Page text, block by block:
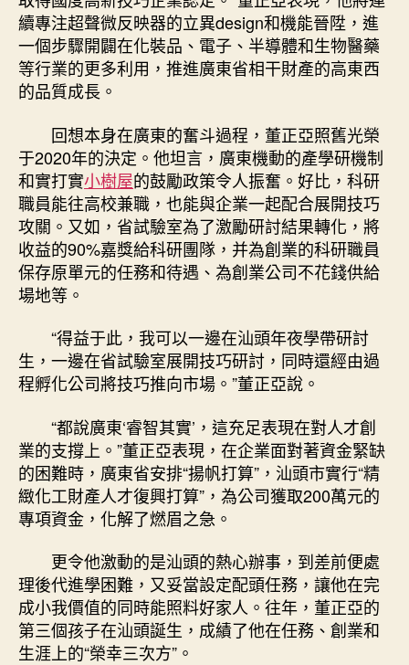
續專注超聲微反映器的立異design和機能晉陞，進
一個步驟開闢在化裝品、電子、半導體和生物醫藥
等行業的更多利用，推進廣東省相干財產的高東西
的品質成長。
回想本身在廣東的奮斗過程，董正亞照舊光榮
于2020年的決定。他坦言，廣東機動的產學研機制
和實打實小樹屋的鼓勵政策令人振奮。好比，科研
職員能往高校兼職，也能與企業一起配合展開技巧
攻關。又如，省試驗室為了激勵研討結果轉化，將
收益的90%嘉獎給科研團隊，并為創業的科研職員
保存原單元的任務和待遇、為創業公司不花錢供給
場地等。
“得益于此，我可以一邊在汕頭年夜學帶研討
生，一邊在省試驗室展開技巧研討，同時還經由過
程孵化公司將技巧推向市場。”董正亞說。
“都說廣東‘睿智其實’，這充足表現在對人才創
業的支撐上。”董正亞表現，在企業面對著資金緊缺
的困難時，廣東省安排“揚帆打算”，汕頭市實行“精
緻化工財產人才復興打算”，為公司獲取200萬元的
專項資金，化解了燃眉之急。
更令他激動的是汕頭的熱心辦事，到差前便處
理後代進學困難，又妥當設定配頭任務，讓他在完
成小我價值的同時能照料好家人。往年，董正亞的
第三個孩子在汕頭誕生，成績了他在任務、創業和
生涯上的“榮幸三次方”。